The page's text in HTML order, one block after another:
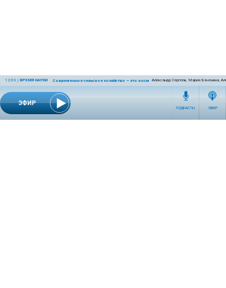
ЭФИР
12:03 | ВРЕМЯ НАУКИ Современное сельское хозяйство — это космос! Или даже круче!
Александр Сергеев, Мария Баченина,
ПОДКАСТЫ ЭФИР